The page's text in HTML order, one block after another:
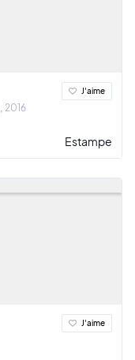
2016
J'aime
Estampe
J'aime